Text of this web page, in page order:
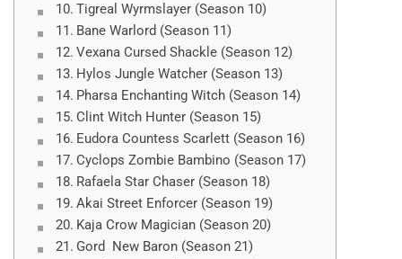
Tigreal Wyrmslayer (Season 10)
Bane Warlord (Season 11)
Vexana Cursed Shackle (Season 12)
Hylos Jungle Watcher (Season 13)
Pharsa Enchanting Witch (Season 14)
Clint Witch Hunter (Season 15)
Eudora Countess Scarlett (Season 16)
Cyclops Zombie Bambino (Season 17)
Rafaela Star Chaser (Season 18)
Akai Street Enforcer (Season 19)
Kaja Crow Magician (Season 20)
Gord New Baron (Season 21)